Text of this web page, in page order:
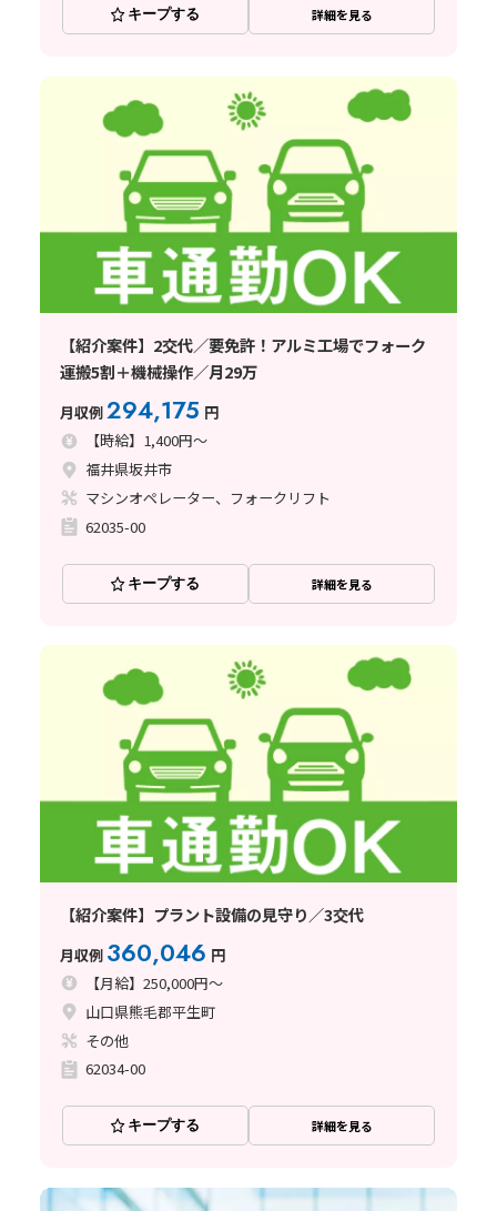
キープする 詳細を見る
【紹介案件】2交代／要免許！アルミ工場でフォーク
運搬5割＋機械操作／月29万
月収例294,175 円
【時給】1,400円～
福井県坂井市
マシンオペレーター、フォークリフト
62035-00
キープする 詳細を見る
【紹介案件】プラント設備の見守り／3交代
月収例 360,046 円
【月給】250,000円～
山口県熊毛郡平生町
その他
62034-00
キープする 詳細を見る